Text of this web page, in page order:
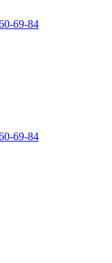
69-84
69-84